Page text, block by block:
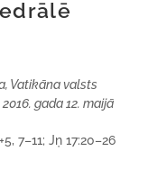
Vatikāna valsts
gada 12. maijā
7–11; Jņ 17:20–26